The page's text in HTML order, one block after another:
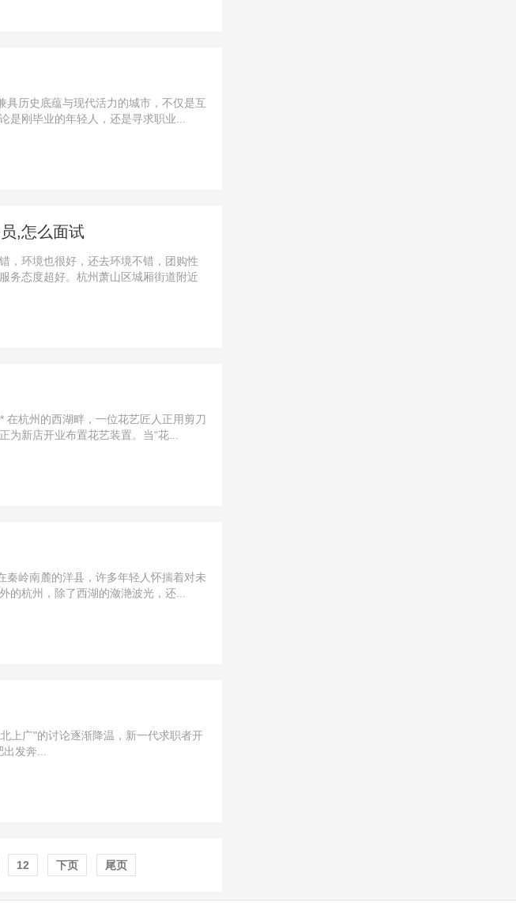
历史底蕴与现代活力的城市，不仅是互
是刚毕业的年轻人，还是寻求职业...
,怎么面试
环境也很好，还去环境不错，团购性
务态度超好。杭州萧山区城厢街道附近
杭州的西湖畔，一位花艺匠人正用剪刀
新店开业布置花艺装置。当“花...
岭南麓的洋县，许多年轻人怀揣着对未
的杭州，除了西湖的潋滟波光，还...
广"的讨论逐渐降温，新一代求职者开
发奔...
12 下页 尾页